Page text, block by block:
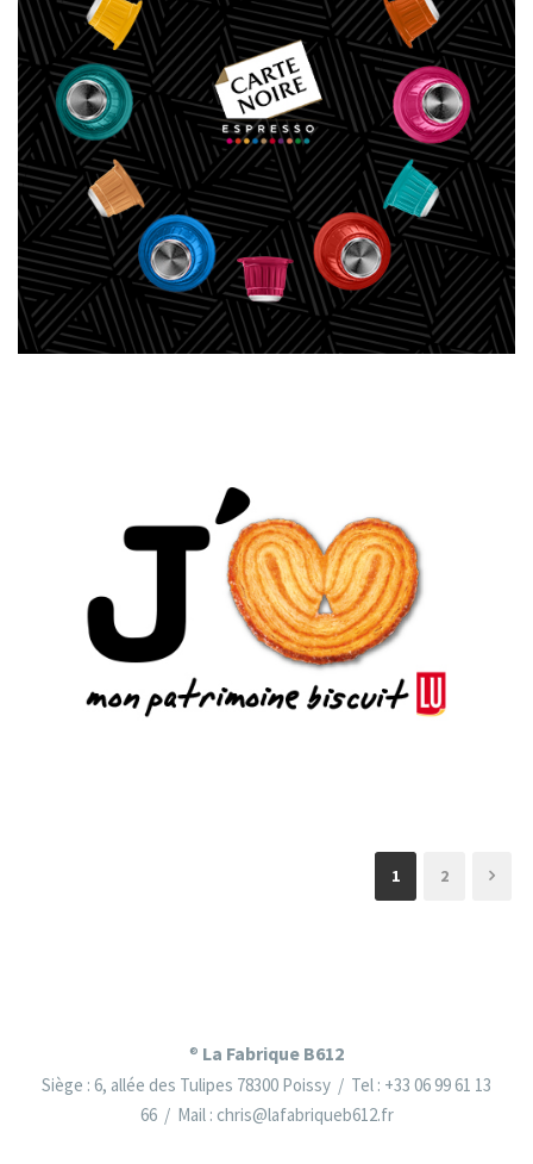
1 2
® La Fabrique B612
Siège : 6, allée des Tulipes 78300 Poissy / Tel : +33 06 99 61 13
66 / Mail : chris@lafabriqueb612.fr